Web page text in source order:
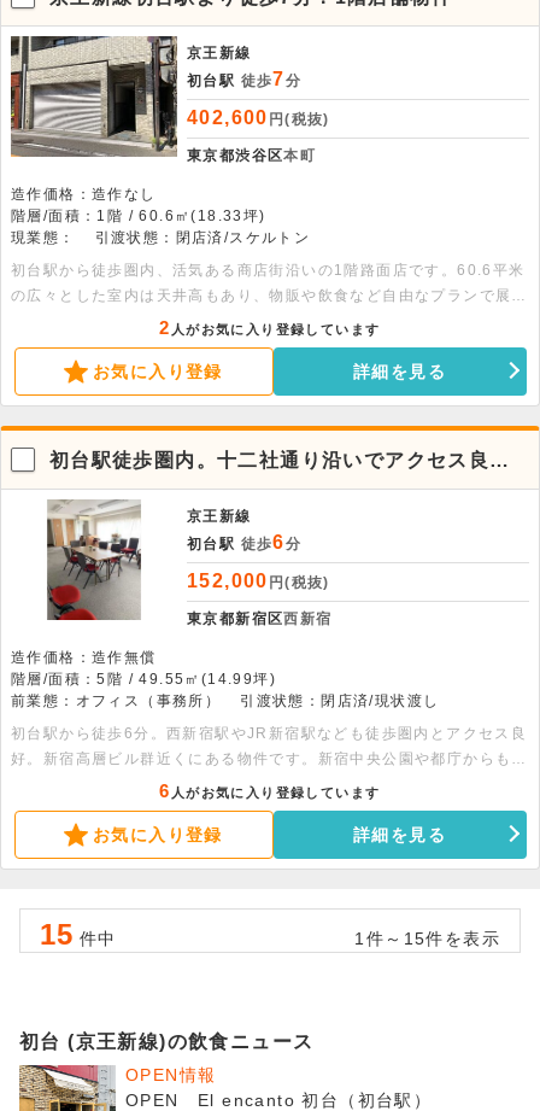
京王新線
初台駅 徒歩7分
402,600 円(税抜)
東京都渋谷区本町
造作価格：造作なし
階層/面積：1階 / 60.6㎡(18.33坪)
現業態：
引渡状態：閉店済/スケルトン
初台駅から徒歩圏内、活気ある商店街沿いの1階路面店です。60.6平米
の広々とした室内は天井高もあり、物販や飲食など自由なプランで展開
可能です。電動シャッター等の設備も整った好条件の物件です。
2 人がお気に入り登録しています
お気に入り登録 詳細を見る
初台駅徒歩圏内。十二社通り沿いでアクセス良
好。
京王新線
初台駅 徒歩6分
152,000 円(税抜)
東京都新宿区西新宿
造作価格：造作無償
階層/面積：5階 / 49.55㎡(14.99坪)
前業態：オフィス（事務所）
引渡状態：閉店済/現状渡し
初台駅から徒歩6分。西新宿駅やJR新宿駅なども徒歩圏内とアクセス良
好。新宿高層ビル群近くにある物件です。新宿中央公園や都庁からも近
いエリアとなっております。事務所に最適。詳細につきましてはお問い
合わせください。
6 人がお気に入り登録しています
お気に入り登録 詳細を見る
15 件中 1件～15件を表示
初台 (京王新線)の飲食ニュース
OPEN情報
OPEN El encanto 初台（初台駅）